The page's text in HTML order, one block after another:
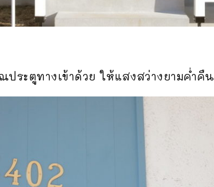
ระตูทางเข้าด้วย ให้แสงสว่างยามค่ำคืน